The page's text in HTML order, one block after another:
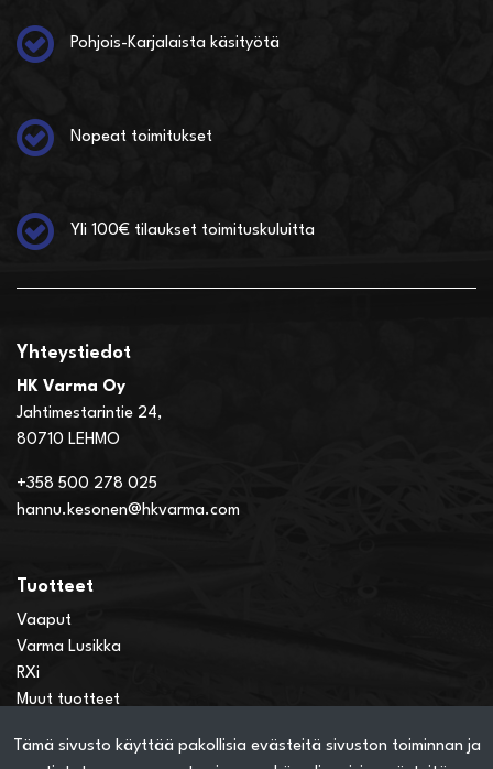
Tämä sivusto käyttää pakollisia evästeitä sivuston toiminnan ja
Pohjois-Karjalaista käsityötä
Nopeat toimitukset
Yli 100€ tilaukset toimituskuluitta
Yhteystiedot
HK Varma Oy
Jahtimestarintie 24,
80710 LEHMO
+358 500 278 025
hannu.kesonen@hkvarma.com
Tuotteet
Vaaput
Varma Lusikka
RXi
Muut tuotteet
Verkkokauppainfo